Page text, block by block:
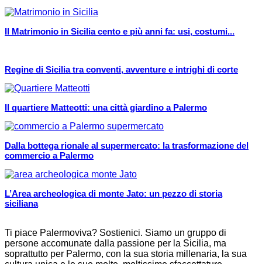
Il Matrimonio in Sicilia cento e più anni fa: usi, costumi...
Regine di Sicilia tra conventi, avventure e intrighi di corte
Il quartiere Matteotti: una città giardino a Palermo
Dalla bottega rionale al supermercato: la trasformazione del
commercio a Palermo
L’Area archeologica di monte Jato: un pezzo di storia
siciliana
Ti piace Palermoviva? Sostienici. Siamo un gruppo di
persone accomunate dalla passione per la Sicilia, ma
soprattutto per Palermo, con la sua storia millenaria, la sua